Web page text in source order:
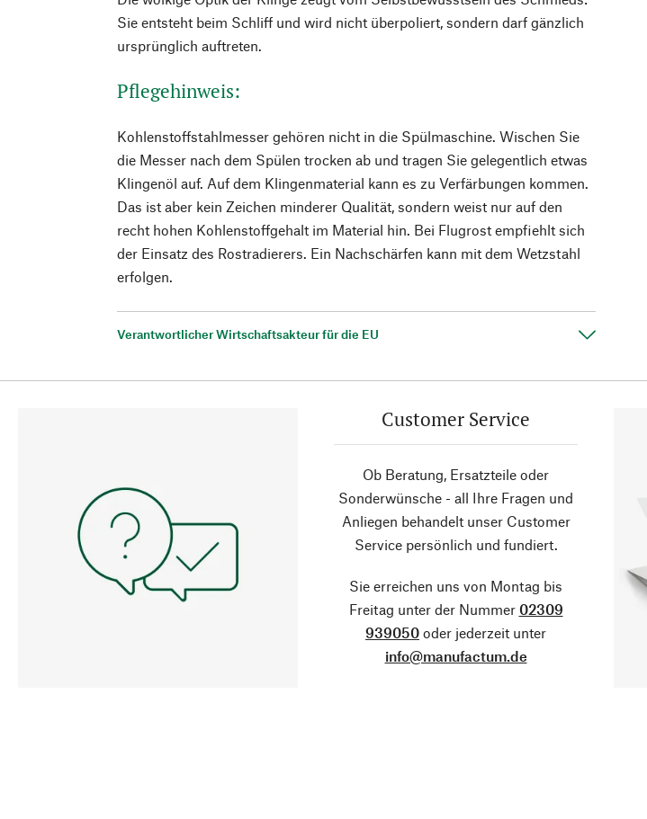
Sie entsteht beim Schliff und wird nicht überpoliert, sondern darf gänzlich
ursprünglich auftreten.
Pflegehinweis:
Kohlenstoffstahl­messer gehören nicht in die Spülmaschine. Wischen Sie
die Messer nach dem Spülen trocken ab und tragen Sie gelegentlich etwas
Klingenöl auf. Auf dem Klingenmaterial kann es zu Verfärbungen kommen.
Das ist aber kein Zeichen minderer Qualität, sondern weist nur auf den
recht hohen Kohlenstoffgehalt im Material hin. Bei Flugrost empfiehlt sich
der Einsatz des Rostradierers. Ein Nachschärfen kann mit dem Wetzstahl
erfolgen.
Verantwortlicher Wirtschaftsakteur für die EU
Customer Service
Ob Beratung, Ersatzteile oder
Sonderwünsche - all Ihre Fragen und
Anliegen behandelt unser Customer
Service persönlich und fundiert.
Sie erreichen uns von Montag bis
Freitag unter der Nummer 02309
939050 oder jederzeit unter
info@manufactum.de